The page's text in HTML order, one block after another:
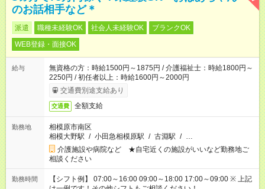
のお話相手など＊
派遣 職種未経験OK 社会人未経験OK
ブランクOK
WEB登録・面接OK
給与
無資格の方：時給1500円～1875円 / 介護福祉士：時給1800円～
2250円 / 初任者以上：時給1600円～2000円
交通費別途支給あり
交通費 全額支給
勤務地
相模原市南区
相模大野駅 / 小田急相模原駅 / 古淵駅 / …
介護施設や病院など ★自宅近くの施設がいいなど勤務地ご
相談ください
勤務時間
【シフト例】 07:00～16:00 09:00～18:00 17:00～09:00 ※ 上記